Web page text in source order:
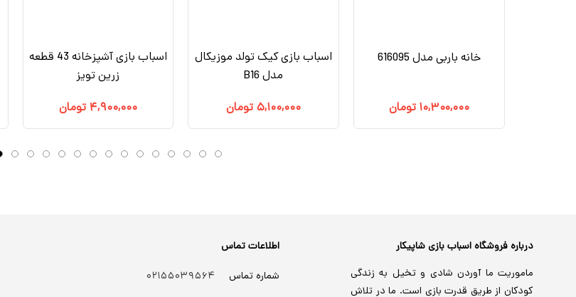
اسباب بازی آشپزخانه 43 قطعه
زرین تویز
۴,۹۰۰,۰۰۰ تومان
اسباب بازی کیک تولد موزیکال
مدل B16
۵,۱۰۰,۰۰۰تومان
خانه باربی مدل 616095
۱۰,۳۰۰,۰۰۰ تومان
درباره فروشگاه اسباب بازی شاپیکار
ماموریت ما آوردن شادی و تخیل به زندگی
کودکان از طریق قدرت بازی است. ما در تلاش
اطلاعات تماس
شماره تماس
۰۲۱۵۵۰۳۹۵۶۴